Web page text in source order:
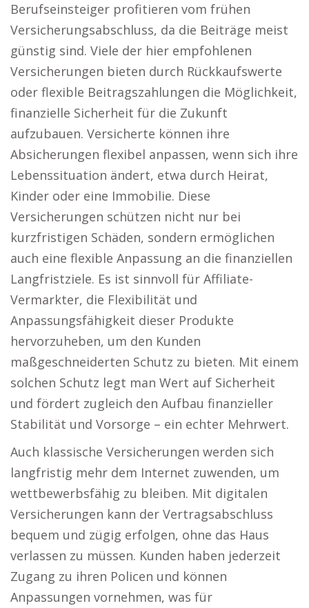
Berufseinsteiger profitieren vom frühen
Versicherungsabschluss, da die Beiträge meist
günstig sind. Viele der hier empfohlenen
Versicherungen bieten durch Rückkaufswerte
oder flexible Beitragszahlungen die Möglichkeit,
finanzielle Sicherheit für die Zukunft
aufzubauen. Versicherte können ihre
Absicherungen flexibel anpassen, wenn sich ihre
Lebenssituation ändert, etwa durch Heirat,
Kinder oder eine Immobilie. Diese
Versicherungen schützen nicht nur bei
kurzfristigen Schäden, sondern ermöglichen
auch eine flexible Anpassung an die finanziellen
Langfristziele. Es ist sinnvoll für Affiliate-
Vermarkter, die Flexibilität und
Anpassungsfähigkeit dieser Produkte
hervorzuheben, um den Kunden
maßgeschneiderten Schutz zu bieten. Mit einem
solchen Schutz legt man Wert auf Sicherheit
und fördert zugleich den Aufbau finanzieller
Stabilität und Vorsorge – ein echter Mehrwert.
Auch klassische Versicherungen werden sich
langfristig mehr dem Internet zuwenden, um
wettbewerbsfähig zu bleiben. Mit digitalen
Versicherungen kann der Vertragsabschluss
bequem und zügig erfolgen, ohne das Haus
verlassen zu müssen. Kunden haben jederzeit
Zugang zu ihren Policen und können
Anpassungen vornehmen, was für